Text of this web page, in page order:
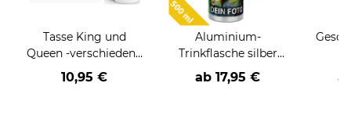
Tasse King und
Queen -verschiedene
Länder-
10,95 €
Aluminium-
Trinkflasche silber
500 ml
ab 17,95 €